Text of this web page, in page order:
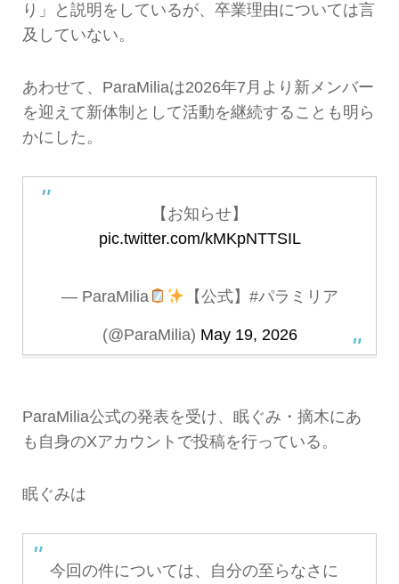
り」と説明をしているが、卒業理由については言
及していない。
あわせて、ParaMiliaは2026年7月より新メンバー
を迎えて新体制として活動を継続することも明ら
かにした。
【お知らせ】
pic.twitter.com/kMKpNTTSIL
— ParaMilia 【公式】#パラミリア
(@ParaMilia) May 19, 2026
ParaMilia公式の発表を受け、眠ぐみ・摘木にあ
も自身のXアカウントで投稿を行っている。
眠ぐみは
今回の件については、自分の至らなさに